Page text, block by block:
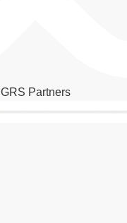
GRS Partners